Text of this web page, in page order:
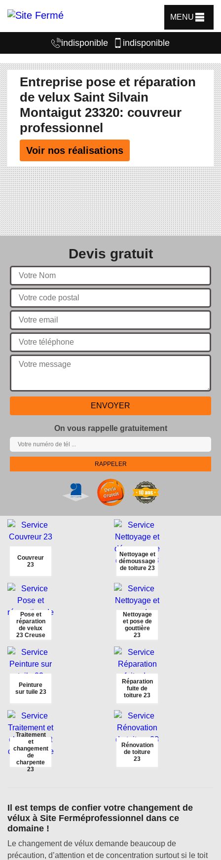
MENU
indisponible indisponible
Entreprise pose et réparation
de velux Saint Silvain
Montaigut 23320: couvreur
professionnel
Voir nos réalisations
Devis gratuit
On vous rappelle gratuitement
Couvreur
23
Nettoyage et
démoussage
de toiture 23
Pose et
réparation
de velux
23 Creuse
Nettoyage
et pose de
gouttière
23
Peinture
sur tuile 23
Réparation
fuite de
toiture 23
Traitement
et
changement
de
charpente
23
Rénovation
de toiture
23
Il est temps de confier votre changement de
vélux à Site Ferméprofessionnel dans ce
domaine !
Le changement de vélux demande beaucoup de
précaution, d’attention et de concentration surtout si le toit